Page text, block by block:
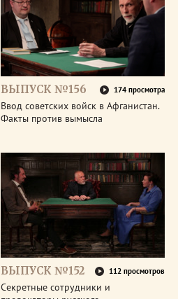
ВЫПУСК №156 174 просмотра
Ввод советских войск в Афганистан.
Факты против вымысла
ВЫПУСК №152 112 просмотров
Секретные сотрудники и